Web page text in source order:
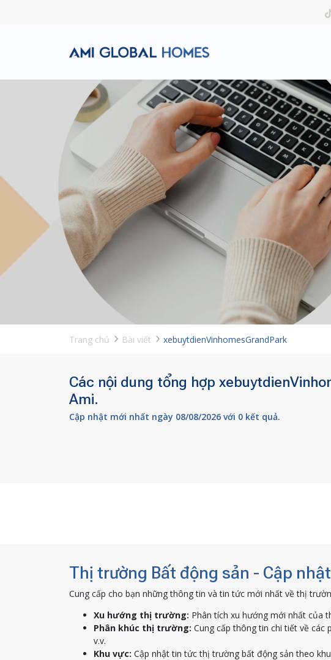
Trang chủ Bài viết xebuytdienVinhomesGrandPark
Các nội dung tổng hợp
Ami.
Cập nhật mới nhất ngày 08/08/2026 với 0 kết quả.
Thị trường Bất động sản - Cập
Cung cấp cho bạn những thông tin và tin tức mới nhất về thị
Xu hướng thị trường: Phân tích xu hướng mới nhất của
Phân khúc thị trường: Cung cấp thông tin chi tiết về các
v.v.
Khu vực: Cập nhật tin tức thị trường bất động sản theo